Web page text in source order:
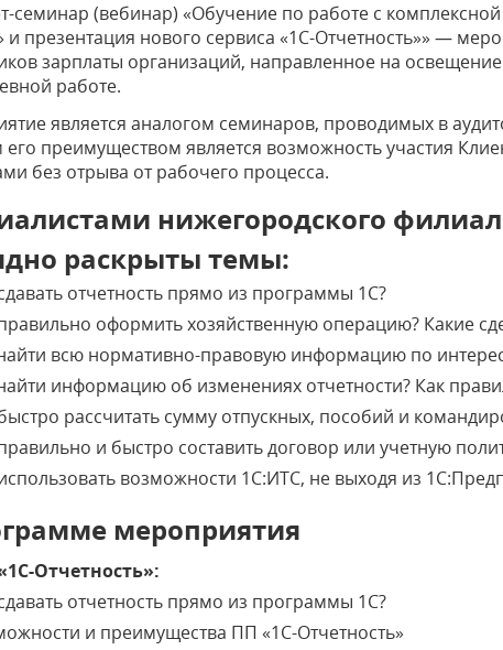
семинар (вебинар) «Обучение по работе с
и презентация нового сервиса «1С-Отчетность»» —
зарплаты организаций, направленное на
работе.
является аналогом семинаров, проводимых в
преимуществом является возможность участия
без отрыва от рабочего процесса.
нижегородского
раскрыты темы:
отчетность прямо из программы 1С?
оформить хозяйственную операцию? Какие
всю нормативно-правовую информацию по
информацию об изменениях отчетности? Как
рассчитать сумму отпускных, пособий и
и быстро составить договор или учетную
возможности 1С:ИТС, не выходя из
мероприятия
Отчетность»:
отчетность прямо из программы 1С?
и преимущества ПП «1С-Отчетность»